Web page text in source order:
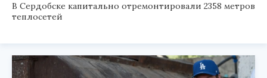
В Сердобске капитально отремонтировали 2358 метров
теплосетей